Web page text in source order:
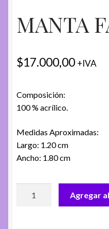
MANTA
$17.000,00 +IVA
Composición:
100 % acrílico.
Medidas Aproximadas:
Largo: 1.20 cm
Ancho: 1.80 cm
Agregar